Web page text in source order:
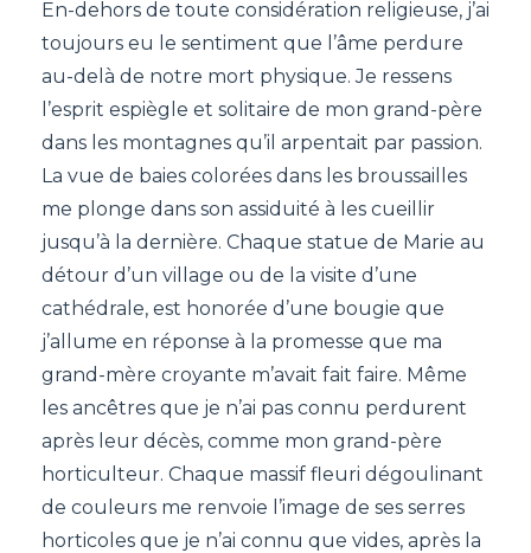
En-dehors de toute considération religieuse, j’ai
toujours eu le sentiment que l’âme perdure
au-delà de notre mort physique. Je ressens
l’esprit espiègle et solitaire de mon grand-père
dans les montagnes qu’il arpentait par passion.
La vue de baies colorées dans les broussailles
me plonge dans son assiduité à les cueillir
jusqu’à la dernière. Chaque statue de Marie au
détour d’un village ou de la visite d’une
cathédrale, est honorée d’une bougie que
j’allume en réponse à la promesse que ma
grand-mère croyante m’avait fait faire. Même
les ancêtres que je n’ai pas connu perdurent
après leur décès, comme mon grand-père
horticulteur. Chaque massif fleuri dégoulinant
de couleurs me renvoie l’image de ses serres
horticoles que je n’ai connu que vides, après la